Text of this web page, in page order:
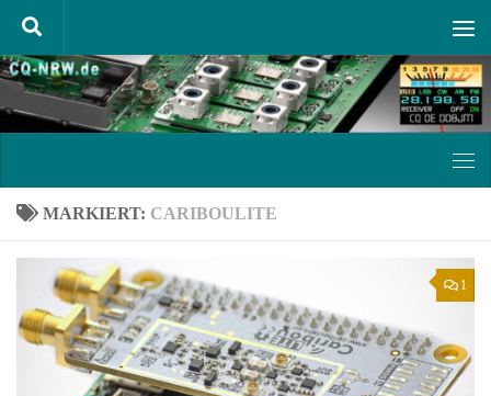
Unter dem Inhalt
MARKIERT: CARIBOULITE
1